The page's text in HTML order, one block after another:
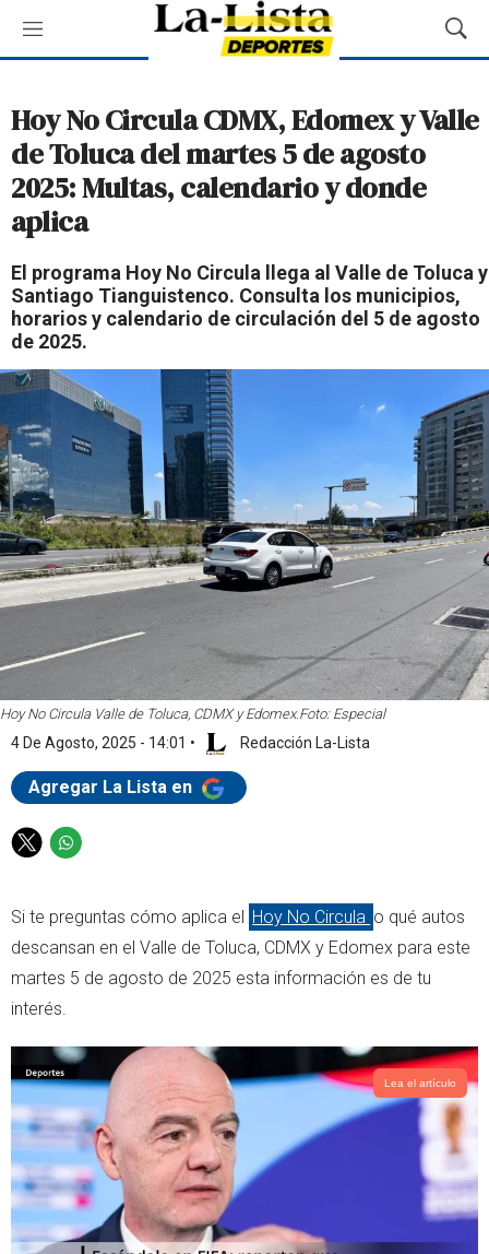
M
e
ú
M
o
t
r
q
u
e
Hoy No Circula CDMX, Edomex y Valle
de Toluca del martes 5 de agosto
2025: Multas, calendario y donde
aplica
El programa Hoy No Circula llega al Valle de Toluca y
Santiago Tianguistenco. Consulta los municipios,
horarios y calendario de circulación del 5 de agosto
de 2025.
Hoy No Circula Valle de Toluca, CDMX y Edomex.Foto: Especial
4 De Agosto, 2025 - 14:01 • Redacción La-Lista
Agregar La Lista en
T
t
t
r
W
t
s
a
p
p
Si te preguntas cómo aplica el Hoy No Circula o qué autos
descansan en el Valle de Toluca, CDMX y Edomex para este
martes 5 de agosto de 2025 esta información es de tu
interés.
Lea el artículo